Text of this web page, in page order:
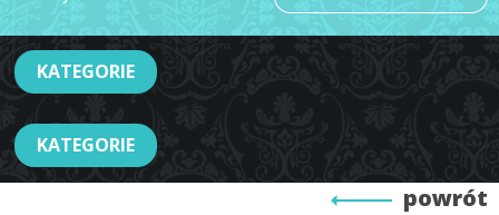
KATEGORIE
KATEGORIE
powrót